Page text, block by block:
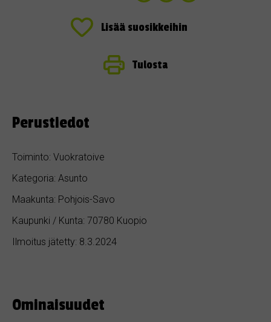
Lisää suosikkeihin
Tulosta
Perustiedot
Toiminto: Vuokratoive
Kategoria: Asunto
Maakunta: Pohjois-Savo
Kaupunki / Kunta: 70780 Kuopio
Ilmoitus jätetty: 8.3.2024
Ominaisuudet